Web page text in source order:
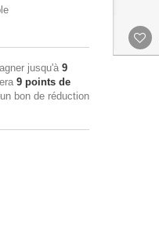
jusqu'à 9
9 points de
bon de réduction